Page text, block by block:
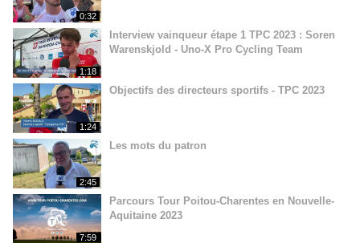
0:32
1:18
Interview vainqueur étape 1 TPC 2023 : Soren
Warenskjold - Uno-X Pro Cycling Team
1:24
Objectifs des directeurs sportifs - TPC 2023
2:45
Les mots du patron
7:59
Parcours Tour Poitou-Charentes en Nouvelle-
Aquitaine 2023